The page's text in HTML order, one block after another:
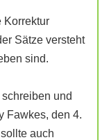
Korrektur
Sätze versteht
sind.
und
Fawkes, den 4.
auch